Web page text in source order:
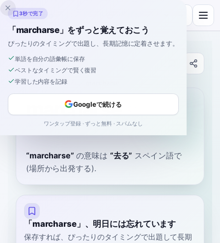
Inklingo
辞書
ホーム›スペイン語
marcharse
mar-CHAR-seh maɾˈtʃaɾ.se
“marcharse” の意味は “去る” スペイン語で
(場所から出発する).
「marcharse」、明日には忘れています
保存すれば、ぴったりのタイミングで出題して長期
3秒で完了
「marcharse」をずっと覚えておこう
ぴったりのタイミングで出題し、長期記憶に定着させます。
単語を自分の語彙帳に保存
ベストなタイミングで賢く復習
学習した内容を記録
Googleで続ける
ワンタップ登録 · ずっと無料 · スパムなし